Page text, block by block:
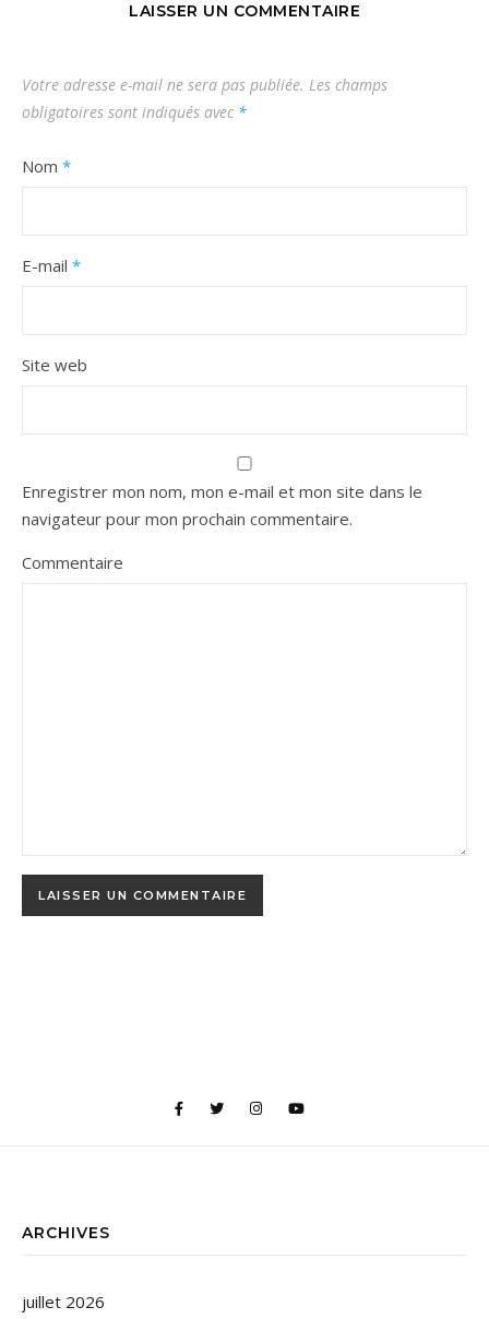
LAISSER UN COMMENTAIRE
Votre adresse e-mail ne sera pas publiée. Les champs
obligatoires sont indiqués avec *
Nom *
E-mail *
Site web
Enregistrer mon nom, mon e-mail et mon site dans le
navigateur pour mon prochain commentaire.
Commentaire
ARCHIVES
juillet 2026